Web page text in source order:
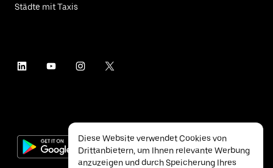
Städte mit Taxis
Diese Website verwendet Cookies von
Drittanbietern, um Ihnen relevante Werbung
anzuzeigen und durch Speicherung Ihres